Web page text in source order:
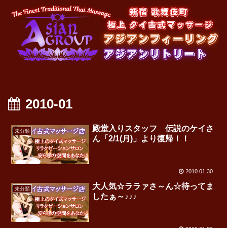
2010-01
未分類
殿堂入りスタッフ 伝説のケイさ
ん「2/1(月)」より復帰！！
2010.01.30
未分類
大人気☆ララァさ～ん☆待ってま
したぁ～♪♪♪